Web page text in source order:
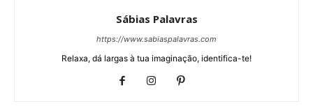
Sábias Palavras
https://www.sabiaspalavras.com
Relaxa, dá largas à tua imaginação, identifica-te!